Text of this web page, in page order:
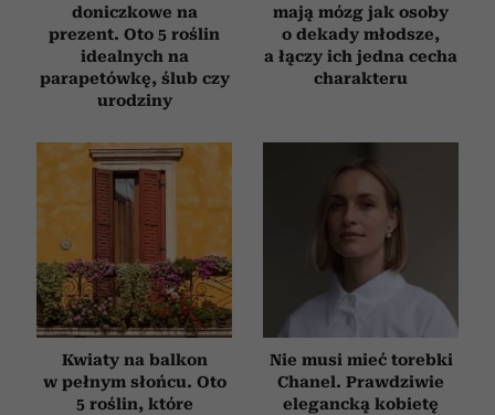
doniczkowe na
prezent. Oto 5 roślin
idealnych na
parapetówkę, ślub czy
urodziny
mają mózg jak osoby
o dekady młodsze,
a łączy ich jedna cecha
charakteru
Kwiaty na balkon
w pełnym słońcu. Oto
5 roślin, które
Nie musi mieć torebki
Chanel. Prawdziwie
elegancką kobietę